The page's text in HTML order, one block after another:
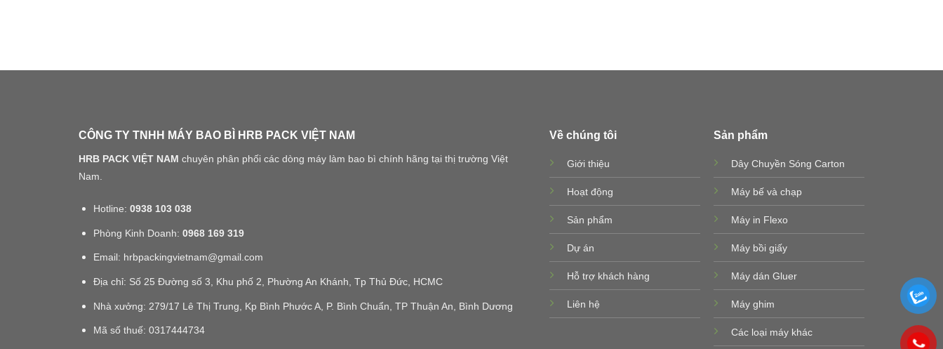
CÔNG TY TNHH MÁY BAO BÌ HRB PACK VIỆT NAM
HRB PACK VIỆT NAM chuyên phân phối các dòng máy làm bao bì chính hãng tại thị trường Việt
Nam.
Hotline: 0938 103 038
Phòng Kinh Doanh: 0968 169 319
Email: hrbpackingvietnam@gmail.com
Địa chỉ: Số 25 Đường số 3, Khu phố 2, Phường An Khánh, Tp Thủ Đức, HCMC
Nhà xưởng: 279/17 Lê Thị Trung, Kp Bình Phước A, P. Bình Chuẩn, TP Thuận An, Bình Dương
Mã số thuế: 0317444734
Về chúng tôi
Giới thiệu
Hoạt động
Sản phẩm
Dự án
Hỗ trợ khách hàng
Liên hệ
Sản phẩm
Dây Chuyền Sóng Carton
Máy bế và chạp
Máy in Flexo
Máy bồi giấy
Máy dán Gluer
Máy ghim
Các loại máy khác